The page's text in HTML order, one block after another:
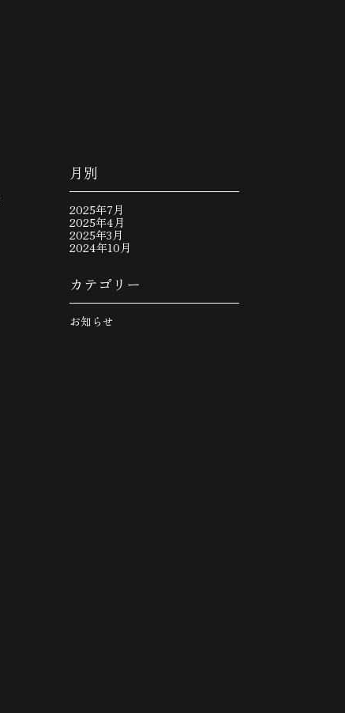
月別
2025年7月
2025年4月
2025年3月
2024年10月
カテゴリー
お知らせ